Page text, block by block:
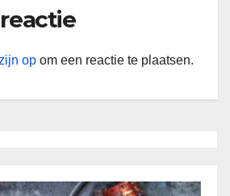
op om een reactie te plaatsen.